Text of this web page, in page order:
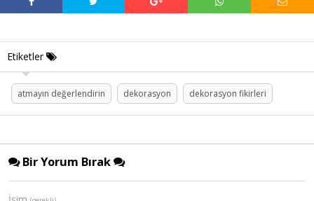
Etiketler
atmayın değerlendirin dekorasyon dekorasyon fikirleri
Bir Yorum Bırak